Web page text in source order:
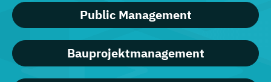
Public Management
Bauprojektmanagement